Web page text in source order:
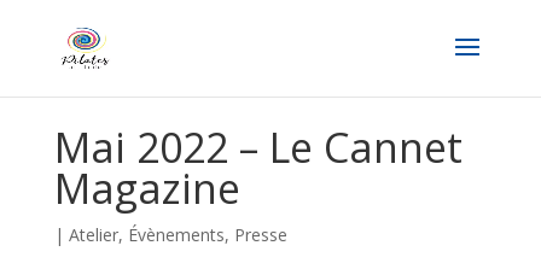
Mai 2022 – Le Cannet
Magazine
| Atelier, Évènements, Presse